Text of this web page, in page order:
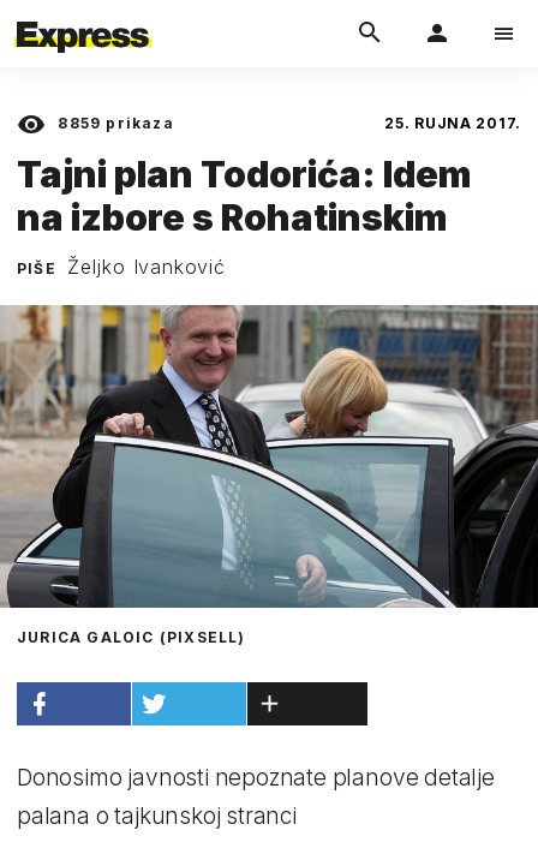
8859 prikaza 25. RUJNA 2017.
Tajni plan Todorića: Idem
na izbore s Rohatinskim
PIŠE Željko Ivanković
JURICA GALOIC (PIXSELL)
Donosimo javnosti nepoznate planove detalje
palana o tajkunskoj stranci